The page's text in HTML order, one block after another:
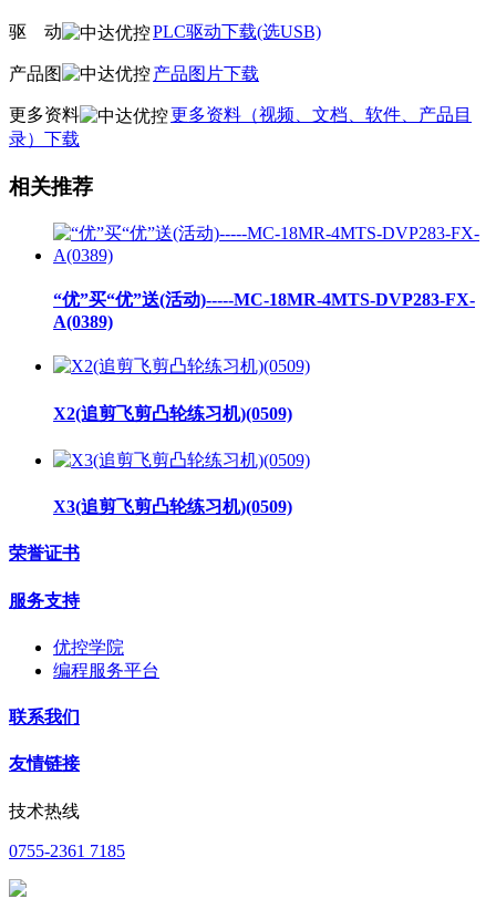
驱 动 PLC驱动下载(选USB)
产品图 产品图片下载
更多资料
更多资料（视频、文档、软件、产品目
录）下载
相关推荐
“优”买“优”送(活动)-----MC-18MR-4MTS-DVP283-FX-
A(0389)
X2(追剪飞剪凸轮练习机)(0509)
X3(追剪飞剪凸轮练习机)(0509)
荣誉证书
服务支持
优控学院
编程服务平台
联系我们
友情链接
技术热线
0755-2361 7185